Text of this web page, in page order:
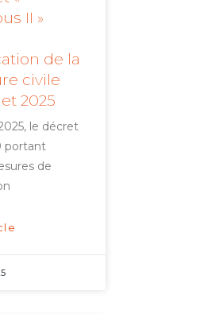
II »
de la
civile
2025
le décret
portant
de